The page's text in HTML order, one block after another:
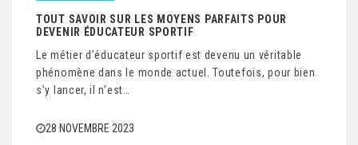
TOUT SAVOIR SUR LES MOYENS PARFAITS POUR
DEVENIR ÉDUCATEUR SPORTIF
Le métier d’éducateur sportif est devenu un véritable
phénomène dans le monde actuel. Toutefois, pour bien
s’y lancer, il n’est…
28 NOVEMBRE 2023